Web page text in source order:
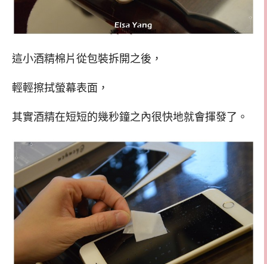
這小酒精棉片從包裝拆開之後，
輕輕擦拭螢幕表面，
其實酒精在短短的幾秒鐘之內很快地就會揮發了。